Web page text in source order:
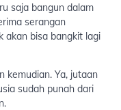
saja bangun dalam
serangan
akan bisa bangkit lagi
kemudian. Ya, jutaan
sudah punah dari